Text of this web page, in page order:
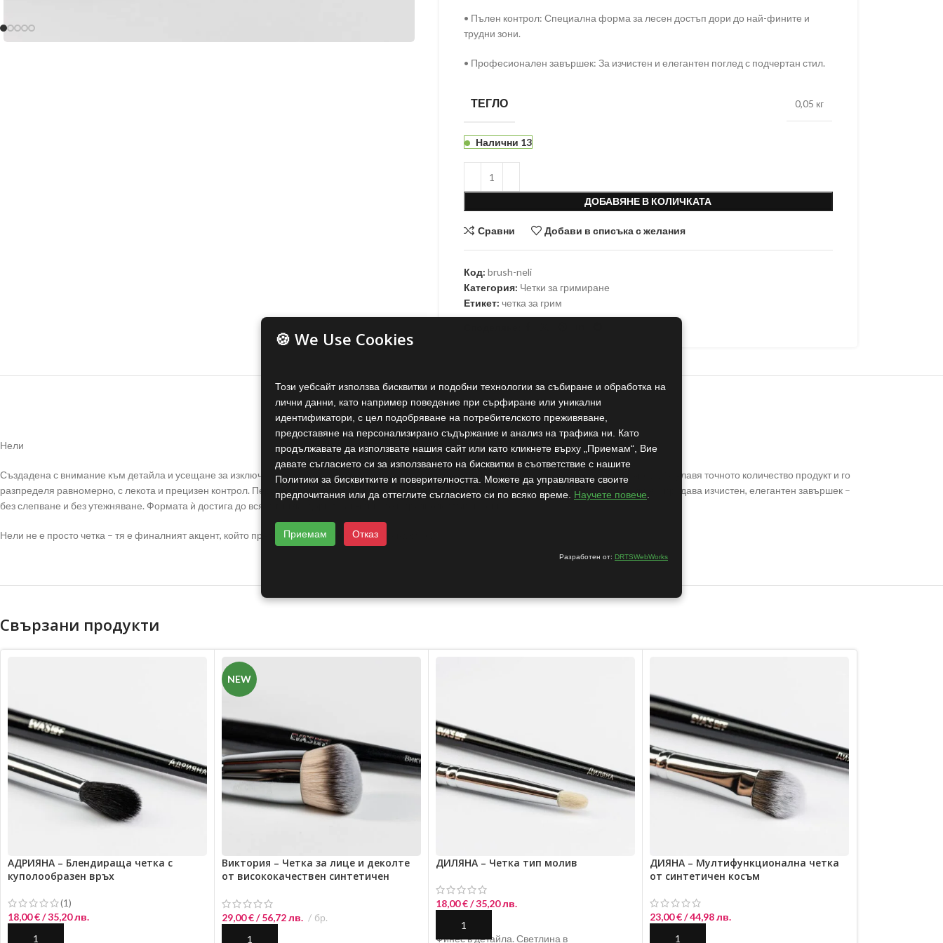
• Пълен контрол: Специална форма за лесен достъп дори до най-фините и
трудни зони.
• Професионален завършек: За изчистен и елегантен поглед с подчертан стил.
ТЕГЛО 0,05 кг
Налични 13
ДОБАВЯНЕ В КОЛИЧКАТА
Сравни Добави в списъка с желания
Код: brush-neli
Категория: Четки за гримиране
Етикет: четка за грим
ОПИСАНИЕОТЗИВИ (0)SHIPPING & DELIVERY
Нели
Създадена с внимание към детайла и усещане за изключителност, Нели впечатлява с естествен косъм с копринена мекота и фина еластичност. Тя улавя точното количество продукт и го
разпределя равномерно, с лекота и прецизен контрол. Перфектна за нанасяне на спирала, четката деликатно обгръща всяка мигла, разделя я и придава изчистен, елегантен завършек –
без слепване и без утежняване. Формата ѝ достига до всяка мигла, дори в най-фините и труднодостъпни зони.
Нели не е просто четка – тя е финалният акцент, който превръща всеки поглед в израз на стил.
Свързани продукти
АДРИЯНА – Блендираща четка с
куполообразен връх
(1)
18,00€/ 35,20 лв.
ДОБАВЯНЕ В КОЛИЧКАТА
NEW
Виктория – Четка за лице и деколте
от висококачествен синтетичен
29,00€/ 56,72 лв. бр.
ДОБАВЯНЕ В КОЛИЧКАТА
ДИЛЯНА – Четка тип молив
18,00€/ 35,20 лв.
ДОБАВЯНЕ В КОЛИЧКАТА
Финес в детайла. Светлина в
ДИЯНА – Мултифункционална четка
от синтетичен косъм
23,00€/ 44,98 лв.
ДОБАВЯНЕ В КОЛИЧКАТА
🍪 We Use Cookies
Този уебсайт използва бисквитки и подобни технологии за събиране и обработка на
лични данни, като например поведение при сърфиране или уникални
идентификатори, с цел подобряване на потребителското преживяване,
предоставяне на персонализирано съдържание и анализ на трафика ни. Като
продължавате да използвате нашия сайт или като кликнете върху „Приемам“, Вие
давате съгласието си за използването на бисквитки в съответствие с нашите
Политики за бисквитките и поверителността. Можете да управлявате своите
предпочитания или да оттеглите съгласието си по всяко време. Научете повече
Приемам Отказ
Разработен от: DRTSWebWorks